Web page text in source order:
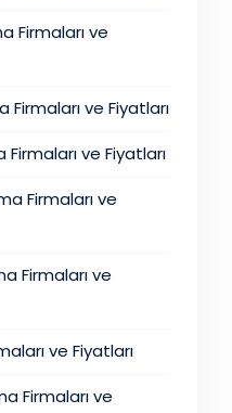
Firmaları ve
Firmaları ve Fiyatları
Firmaları ve Fiyatları
Firmaları ve
Firmaları ve
ve Fiyatları
Firmaları ve